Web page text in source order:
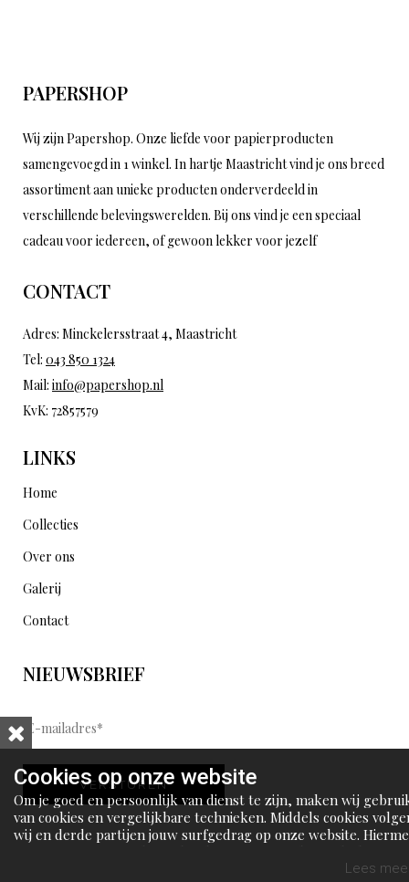
PAPERSHOP
Wij zijn Papershop. Onze liefde voor papierproducten
samengevoegd in 1 winkel. In hartje Maastricht vind je ons breed
assortiment aan unieke producten onderverdeeld in
verschillende belevingswerelden. Bij ons vind je een speciaal
cadeau voor iedereen, of gewoon lekker voor jezelf
CONTACT
Adres: Minckelersstraat 4, Maastricht
Tel: 043 850 1324
Mail: info@papershop.nl
KvK: 72857579
LINKS
Home
Collecties
Over ons
Galerij
Contact
NIEUWSBRIEF
E
-
m
a
i
l
VERSTUREN
Cookies op onze website
Om je goed en persoonlijk van dienst te zijn, maken wij
van cookies en vergelijkbare technieken. Middels cookies
wij en derde partijen jouw surfgedrag op onze website.
Lees